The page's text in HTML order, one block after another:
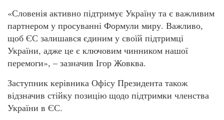
«Словенія активно підтримує Україну та є важливим
партнером у просуванні Формули миру. Важливо,
щоб ЄС залишався єдиним у своїй підтримці
України, адже це є ключовим чинником нашої
перемоги», – зазначив Ігор Жовква.
Заступник керівника Офісу Президента також
відзначив стійку позицію щодо підтримки членства
України в ЄС.